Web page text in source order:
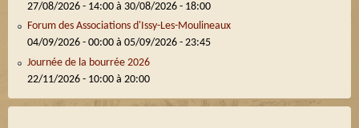
27/08/2026 - 14:00 à 30/08/2026 - 18:00
Forum des Associations d'Issy-Les-Moulineaux
04/09/2026 - 00:00 à 05/09/2026 - 23:45
Journée de la bourrée 2026
22/11/2026 - 10:00 à 20:00